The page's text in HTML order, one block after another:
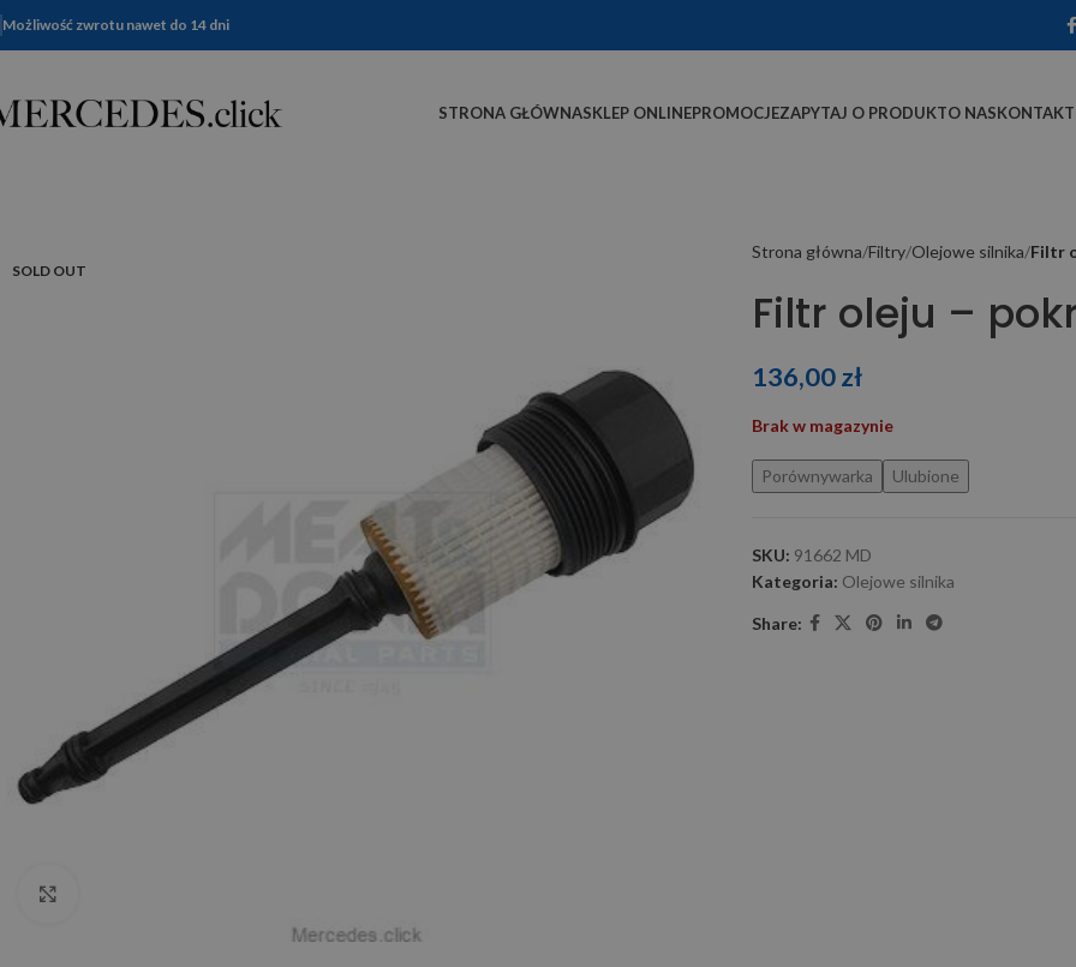
Możliwość zwrotu nawet do 14 dni
STRONA GŁÓWNASKLEP ONLINEPROMOCJEZAPYTAJ O PRODUKTO NASKONTAKT
SOLD OUT
Strona główna Filtry Olejowe silnika Filtr
Filtr oleju –
136,00zł
Brak w magazynie
Porównywarka Ulubione
SKU: 91662 MD
Kategoria: Olejowe silnika
Share: